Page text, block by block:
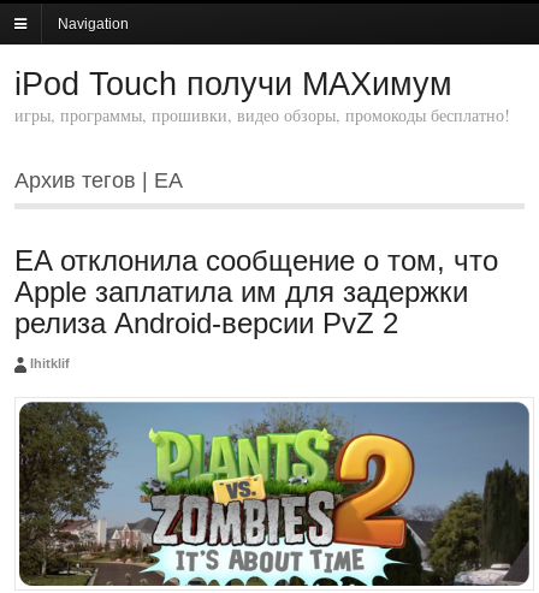
Navigation
iPod Touch получи MAXимум
игры, программы, прошивки, видео обзоры, промокоды бесплатно!
Архив тегов | EA
EA отклонила сообщение о том, что
Apple заплатила им для задержки
релиза Android-версии PvZ 2
Ihitklif